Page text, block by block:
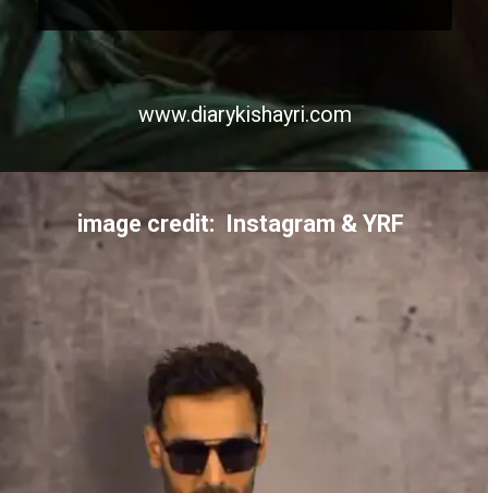
www.diarykishayri.com
image credit: Instagram & YRF